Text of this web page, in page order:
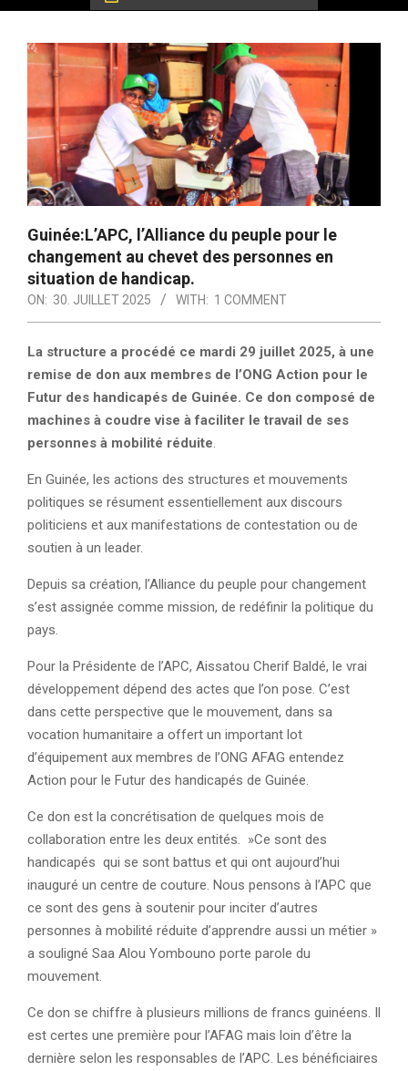
Guinée:L’APC, l’Alliance du peuple pour le
changement au chevet des personnes en
situation de handicap.
ON: 30. JUILLET 2025 WITH: 1 COMMENT
La structure a procédé ce mardi 29 juillet 2025, à une
remise de don aux membres de l’ONG Action pour le
Futur des handicapés de Guinée. Ce don composé de
machines à coudre vise à faciliter le travail de ses
personnes à mobilité réduite.
En Guinée, les actions des structures et mouvements
politiques se résument essentiellement aux discours
politiciens et aux manifestations de contestation ou de
soutien à un leader.
Depuis sa création, l’Alliance du peuple pour changement
s’est assignée comme mission, de redéfinir la politique du
pays.
Pour la Présidente de l’APC, Aissatou Cherif Baldé, le vrai
développement dépend des actes que l’on pose. C’est
dans cette perspective que le mouvement, dans sa
vocation humanitaire a offert un important lot
d’équipement aux membres de l’ONG AFAG entendez
Action pour le Futur des handicapés de Guinée.
Ce don est la concrétisation de quelques mois de
collaboration entre les deux entités. »Ce sont des
handicapés qui se sont battus et qui ont aujourd’hui
inauguré un centre de couture. Nous pensons à l’APC que
ce sont des gens à soutenir pour inciter d’autres
personnes à mobilité réduite d’apprendre aussi un métier »
a souligné Saa Alou Yombouno porte parole du
mouvement.
Ce don se chiffre à plusieurs millions de francs guinéens. Il
est certes une première pour l’AFAG mais loin d’être la
dernière selon les responsables de l’APC. Les bénéficiaires